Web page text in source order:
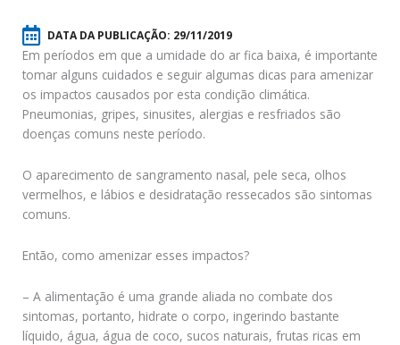
DATA DA PUBLICAÇÃO: 29/11/2019
Em períodos em que a umidade do ar fica baixa, é importante
tomar alguns cuidados e seguir algumas dicas para amenizar
os impactos causados por esta condição climática.
Pneumonias, gripes, sinusites, alergias e resfriados são
doenças comuns neste período.
O aparecimento de sangramento nasal, pele seca, olhos
vermelhos, e lábios e desidratação ressecados são sintomas
comuns.
Então, como amenizar esses impactos?
– A alimentação é uma grande aliada no combate dos
sintomas, portanto, hidrate o corpo, ingerindo bastante
líquido, água, água de coco, sucos naturais, frutas ricas em